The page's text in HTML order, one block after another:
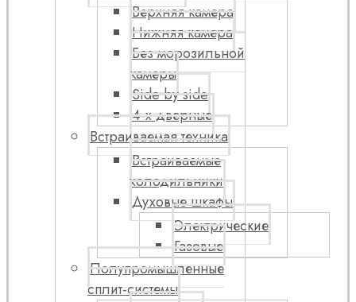
Верхняя камера
Нижняя камера
Без морозильной
камеры
Side by side
4-х дверные
Встраиваемая техника
Встраиваемые
холодильники
Духовые шкафы
Электрические
Газовые
Полупромышленные
сплит-системы